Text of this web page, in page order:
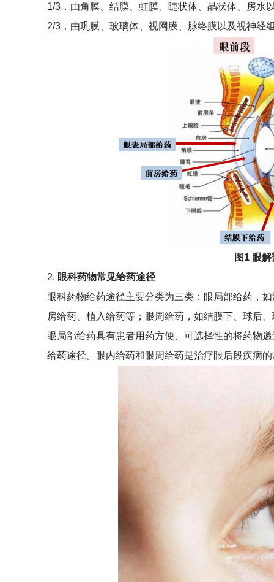
1/3，由角膜、结膜、虹膜、睫状体、晶状体、房水
2/3，由巩膜、玻璃体、视网膜、脉络膜以及视神经
图1 眼
2. 眼科药物常见给药途径
眼科药物给药途径主要分类为三类：眼局部给药，
房给药、植入给药等；眼周给药，如结膜下、球后
眼局部给药具有患者用药方便、可选择性的将药物
给药途径。眼内给药和眼周给药是治疗眼后段疾病